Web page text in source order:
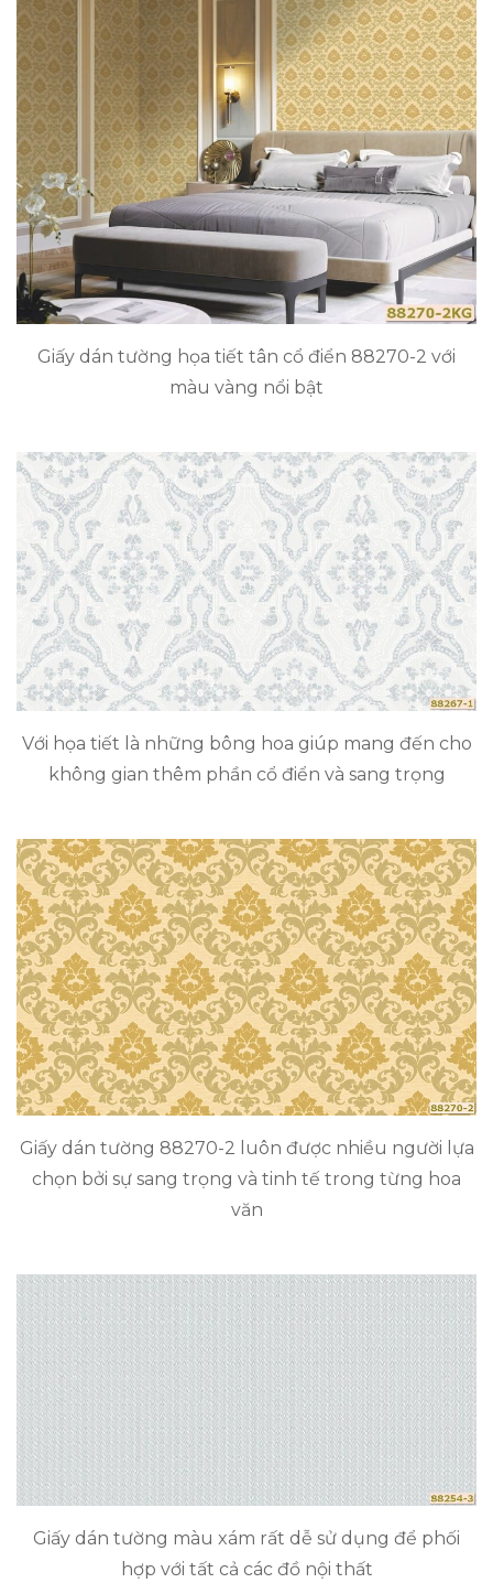
Giấy dán tường họa tiết tân cổ điển 88270-2 với
màu vàng nổi bật
Với họa tiết là những bông hoa giúp mang đến cho
không gian thêm phần cổ điển và sang trọng
Giấy dán tường 88270-2 luôn được nhiều người lựa
chọn bởi sự sang trọng và tinh tế trong từng hoa
văn
Giấy dán tường màu xám rất dễ sử dụng để phối
hợp với tất cả các đồ nội thất